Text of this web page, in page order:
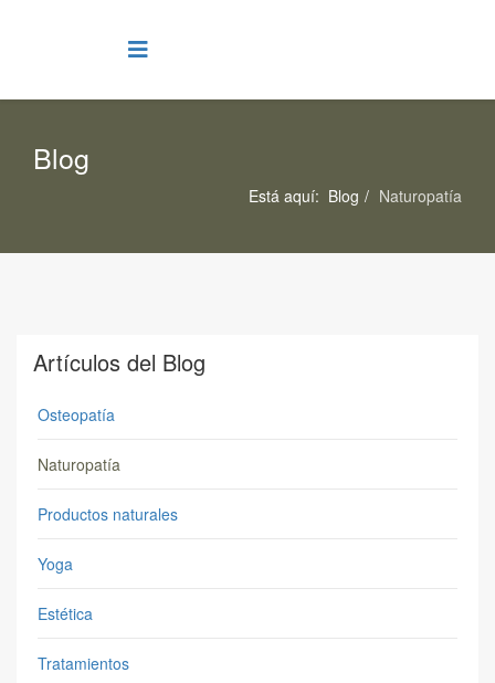
Blog
Está aquí: Blog Naturopatía
Artículos del Blog
Osteopatía
Naturopatía
Productos naturales
Yoga
Estética
Tratamientos